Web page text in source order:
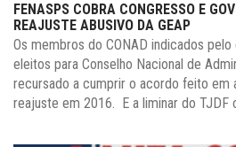
FENASPS COBRA CONGRESSO E
REAJUSTE ABUSIVO DA GEAP
Os membros do CONAD indicados
eleitos para Conselho Nacional de
recursado a cumprir o acordo feito em
reajuste em 2016. E a liminar do TJDF